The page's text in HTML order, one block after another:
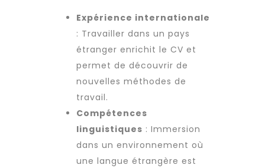
Expérience internationale
: Travailler dans un pays
étranger enrichit le CV et
permet de découvrir de
nouvelles méthodes de
travail.
Compétences
linguistiques : Immersion
dans un environnement où
une langue étrangère est